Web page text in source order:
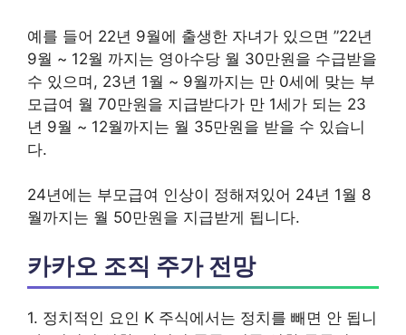
예를 들어 22년 9월에 출생한 자녀가 있으면 ”22년
9월 ~ 12월 까지는 영아수당 월 30만원을 수급받을
수 있으며, 23년 1월 ~ 9월까지는 만 0세에 맞는 부
모급여 월 70만원을 지급받다가 만 1세가 되는 23
년 9월 ~ 12월까지는 월 35만원을 받을 수 있습니
다.
24년에는 부모급여 인상이 정해져있어 24년 1월 8
월까지는 월 50만원을 지급받게 됩니다.
카카오 조직 주가 전망
1. 정치적인 요인 K 주식에서는 정치를 빼면 안 됩니